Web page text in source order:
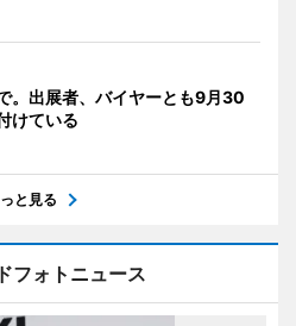
。出展者、バイヤーとも9月30
けている
と見る
フォトニュース